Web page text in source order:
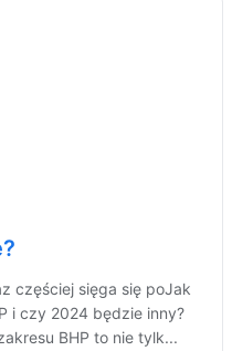
częściej sięga się poJak
i czy 2024 będzie inny?
BHP to nie tylk...